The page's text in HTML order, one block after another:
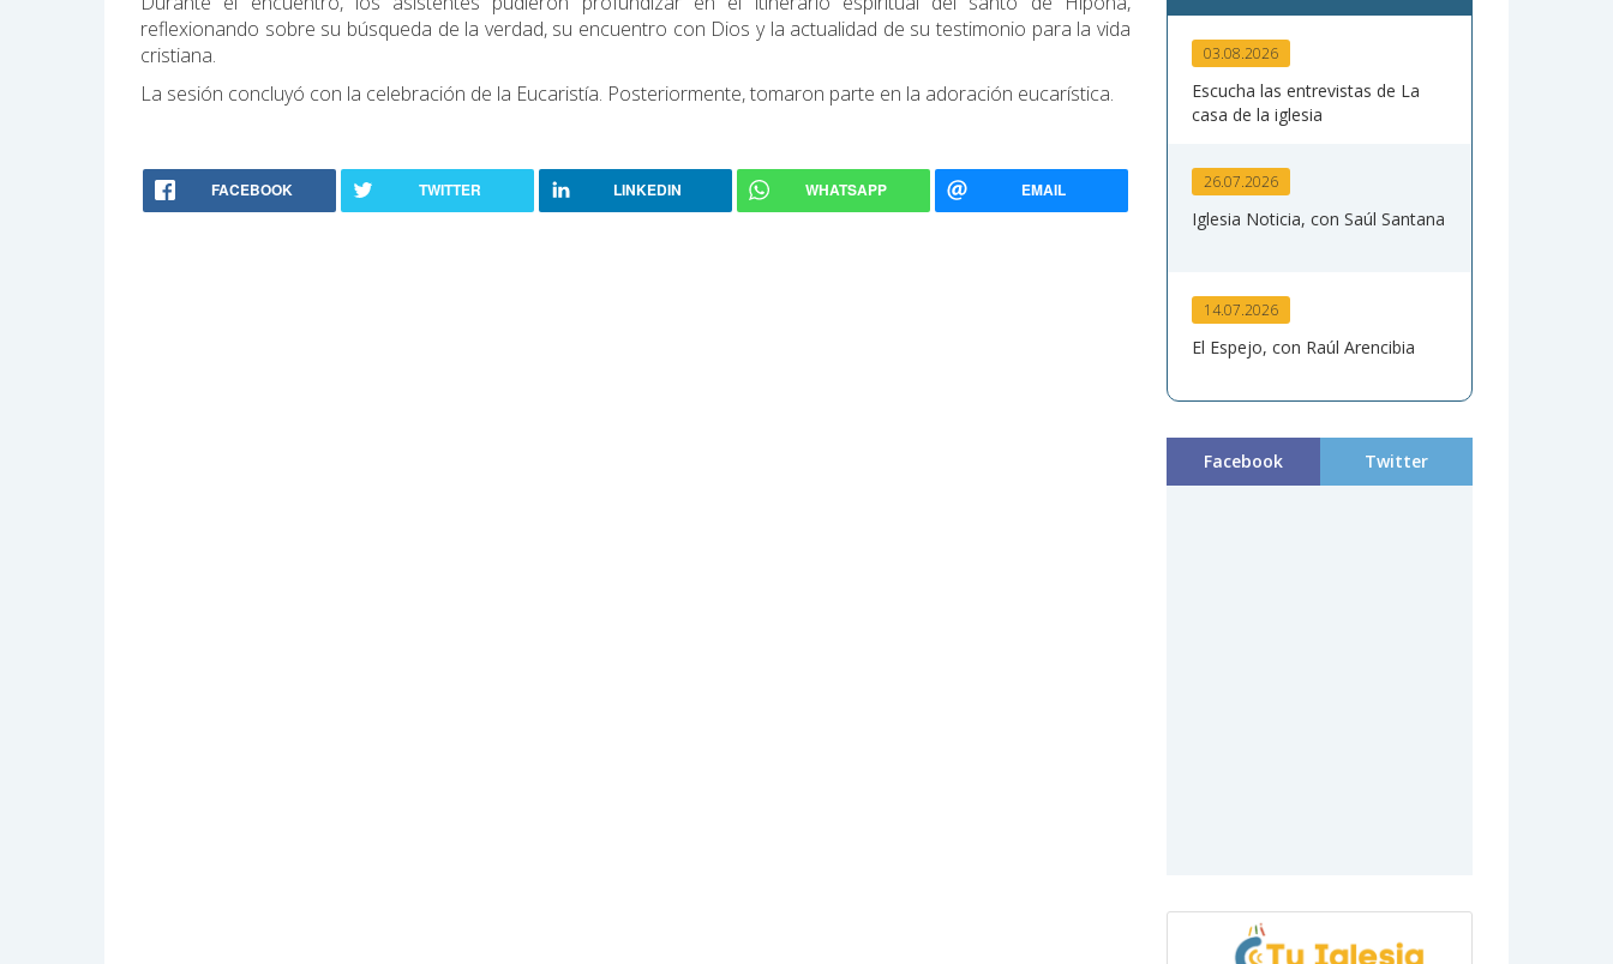
reflexionando sobre su búsqueda de la verdad, su encuentro con Dios y la actualidad de su testimonio para la vida
cristiana.
La sesión concluyó con la celebración de la Eucaristía. Posteriormente, tomaron parte en la adoración eucarística.
FACEBOOK TWITTER LINKEDIN WHATSAPP EMAIL
03.08.2026
Escucha las entrevistas de La
casa de la iglesia
26.07.2026
Iglesia Noticia, con Saúl Santana
14.07.2026
El Espejo, con Raúl Arencibia
Facebook Twitter